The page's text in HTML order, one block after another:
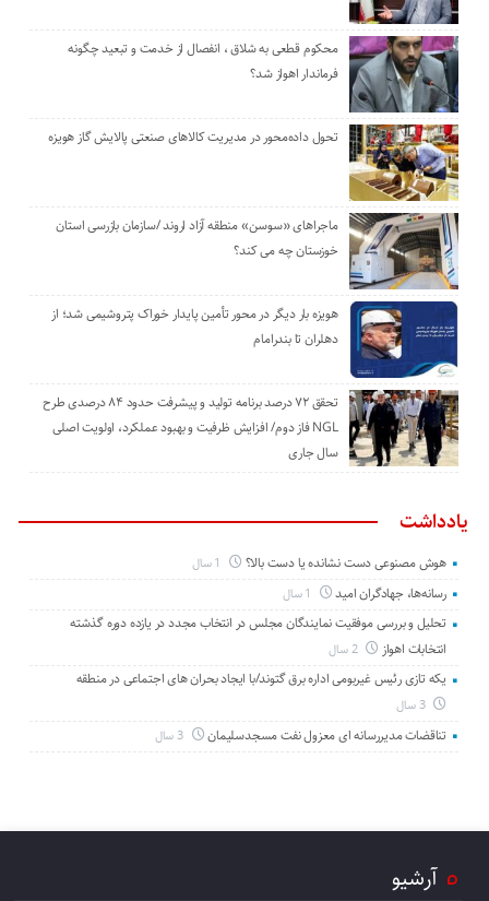
محکوم قطعی به شلاق ، انفصال از خدمت و تبعید چگونه
فرماندار اهواز شد؟
تحول داده‌محور در مدیریت کالاهای صنعتی پالایش گاز هویزه
ماجراهای «سوسن» منطقه آزاد اروند /سازمان بازرسی استان
خوزستان چه می کند؟
هویزه بار دیگر در محور تأمین پایدار خوراک پتروشیمی شد؛ از
دهلران تا بندرامام
تحقق ۷۲ درصد برنامه تولید و پیشرفت حدود ۸۴ درصدی طرح
NGL فاز دوم/ افزایش ظرفیت و بهبود عملکرد، اولویت اصلی
سال جاری
یادداشت
هوش مصنوعی دست نشانده یا دست بالا؟
رسانه‌ها، جهادگران امید
تحلیل و بررسی موفقیت نمایندگان مجلس در انتخاب مجدد در یازده دوره گذشته
انتخابات اهواز
2 سال
یکه تازی رئیس غیربومی اداره برق گتوند/با ایجاد بحران های اجتماعی در منطقه
3 سال
تناقضات مدیررسانه ای معزول نفت مسجدسلیمان 3 سال
آرشیو